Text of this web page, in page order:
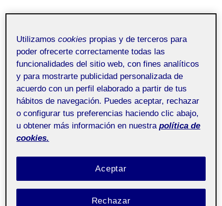
Utilizamoscookies propias y de terceros para
poder ofrecerte correctamente todas las
funcionalidades del sitio web, con fines analíticos
y para mostrarte publicidad personalizada de
acuerdo con un perfil elaborado a partir de tus
hábitos de navegación. Puedes aceptar, rechazar
o configurar tus preferencias haciendo clic abajo,
u obtener más información en nuestra política de
cookies.
Rechazar
Aceptar